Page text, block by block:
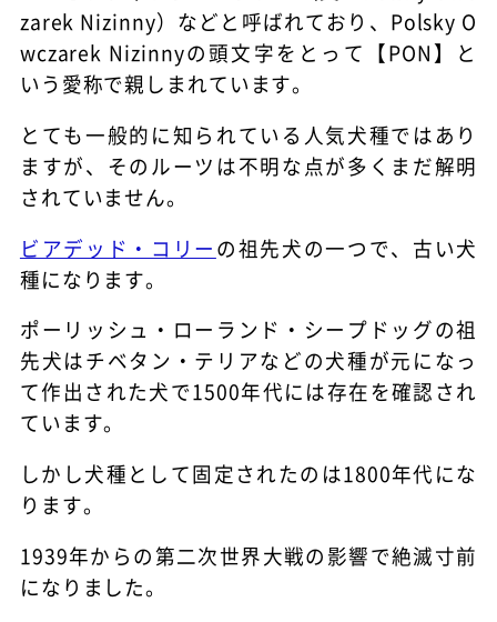
zarek Nizinny）などと呼ばれており、Polsky O
wczarek Nizinnyの頭文字をとって【PON】と
いう愛称で親しまれています。
とても一般的に知られている人気犬種ではあり
ますが、そのルーツは不明な点が多くまだ解明
されていません。
ビアデッド・コリー の祖先犬の一つで、古い犬
種になります。
ポーリッシュ・ローランド・シープドッグの祖
先犬はチベタン・テリアなどの犬種が元になっ
て作出された犬で1500年代には存在を確認され
ています。
しかし犬種として固定されたのは1800年代にな
ります。
1939年からの第二次世界大戦の影響で絶滅寸前
になりました。